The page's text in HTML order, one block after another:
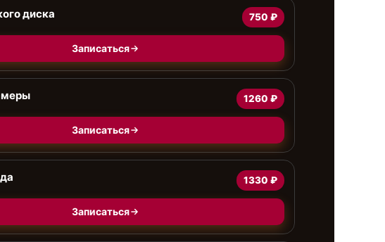
диска 750 ₽
Записаться
1260 ₽
Записаться
1330 ₽
Записаться